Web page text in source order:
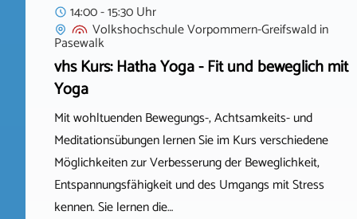
14:00 - 15:30 Uhr
Volkshochschule Vorpommern-Greifswaldin
Pasewalk
vhs Kurs: Hatha Yoga - Fit und beweglich mit
Yoga
Mit wohltuenden Bewegungs-, Achtsamkeits- und
Meditationsübungen lernen Sie im Kurs verschiedene
Möglichkeiten zur Verbesserung der Beweglichkeit,
Entspannungsfähigkeit und des Umgangs mit Stress
kennen. Sie lernen die…